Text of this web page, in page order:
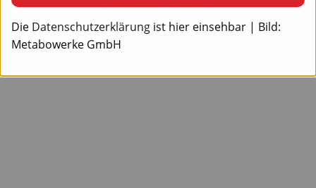
Die Datenschutzerklärung ist hier einsehbar | Bild:
Metabowerke GmbH